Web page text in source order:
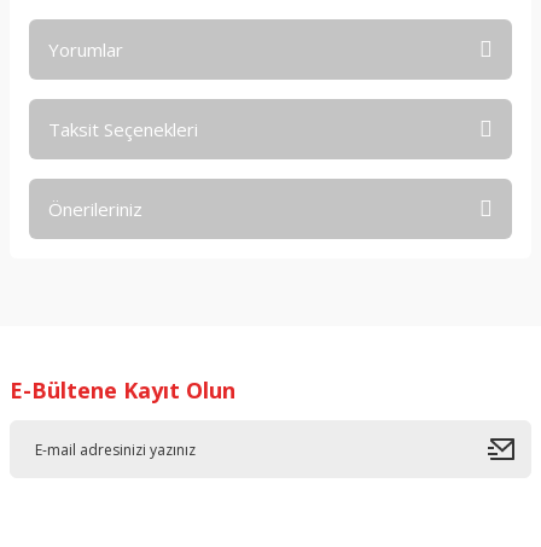
Yorumlar
Taksit Seçenekleri
Önerileriniz
Ürün resmi kalitesiz, bozuk veya görüntülenemiyor.
E-Bültene Kayıt Olun